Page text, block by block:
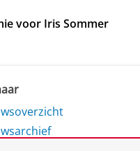
voor Iris Sommer